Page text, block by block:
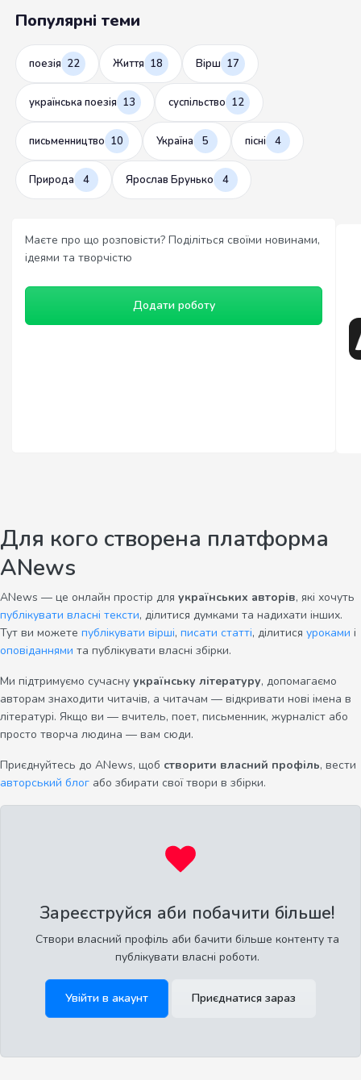
Популярні теми
поезія 22 Життя 18 Вірш 17
українська поезія 13 суспільство 12
письменництво 10 Україна 5 пісні 4
Природа 4 Ярослав Брунько 4
Маєте про що розповісти? Поділіться своїми новинами,
ідеями та творчістю
Додати роботу
Для кого створена платформа
ANews
ANews — це онлайн простір для українських авторів, які хочуть
публікувати власні тексти, ділитися думками та надихати інших.
Тут ви можете публікувати вірші, писати статті, ділитися уроками і
оповіданнями та публікувати власні збірки.
Ми підтримуємо сучасну українську літературу, допомагаємо
авторам знаходити читачів, а читачам — відкривати нові імена в
літературі. Якщо ви — вчитель, поет, письменник, журналіст або
просто творча людина — вам сюди.
Приєднуйтесь до ANews, щоб створити власний профіль, вести
авторський блог або збирати свої твори в збірки.
Зареєструйся аби побачити більше!
Створи власний профіль аби бачити більше контенту та
публікувати власні роботи.
Увійти в акаунт Приєднатися зараз